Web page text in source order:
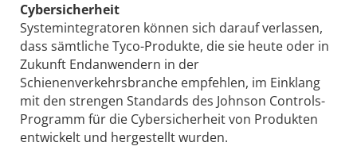
Cybersicherheit
Systemintegratoren können sich darauf verlassen,
dass sämtliche Tyco-Produkte, die sie heute oder in
Zukunft Endanwendern in der
Schienenverkehrsbranche empfehlen, im Einklang
mit den strengen Standards des Johnson Controls-
Programm für die Cybersicherheit von Produkten
entwickelt und hergestellt wurden.